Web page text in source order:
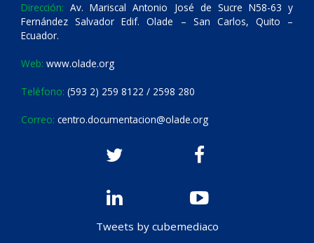
Dirección: Av. Mariscal Antonio José de Sucre N58-63 y
Fernández Salvador Edif. Olade – San Carlos, Quito –
Ecuador.
Web: www.olade.org
Teléfono: (593 2) 259 8122 / 2598 280
Correo: centro.documentacion@olade.org
Tweets by cubemediaco